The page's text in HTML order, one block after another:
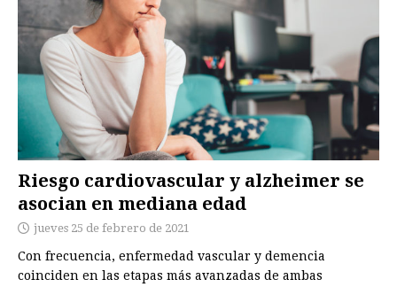
Riesgo cardiovascular y alzheimer se
asocian en mediana edad
jueves 25 de febrero de 2021
Con frecuencia, enfermedad vascular y demencia
coinciden en las etapas más avanzadas de ambas